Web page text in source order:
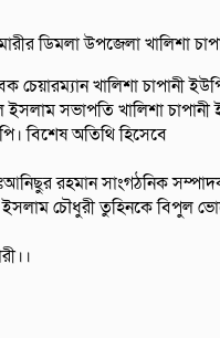
ডিমলা উপজেলা খালিশা
খালিশা চাপানী
সভাপতি খালিশা
বিশেষ অতিথি হিসেবে
রহমান সাংগঠনিক
ইসলাম চৌধুরী তুহিনকে বিপুল